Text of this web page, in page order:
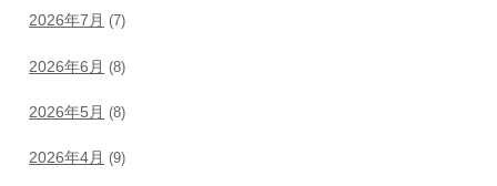
2026年7月 (7)
2026年6月 (8)
2026年5月 (8)
2026年4月 (9)